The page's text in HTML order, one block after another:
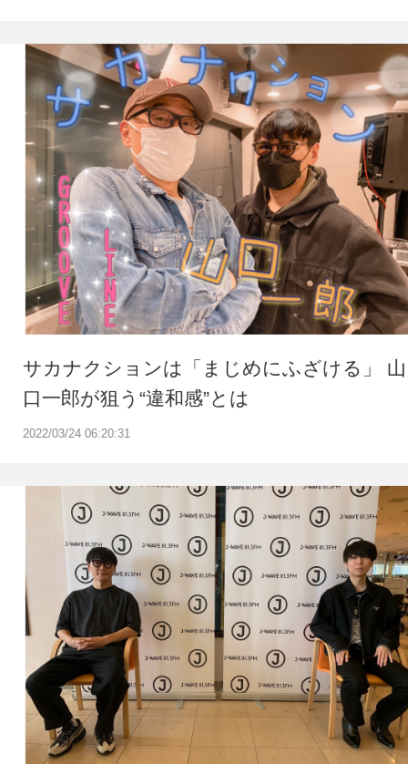
2022/03/24 06:20:31
サカナクションは「まじめにふざける」 山
口一郎が狙う“違和感”とは